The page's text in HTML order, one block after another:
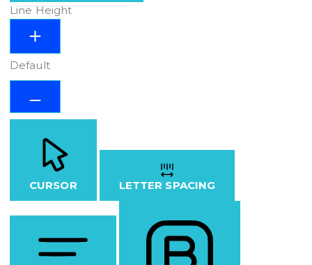
Line Height
Default
CURSOR LETTER SPACING